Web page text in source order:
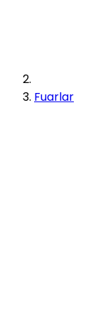
Fuarlar